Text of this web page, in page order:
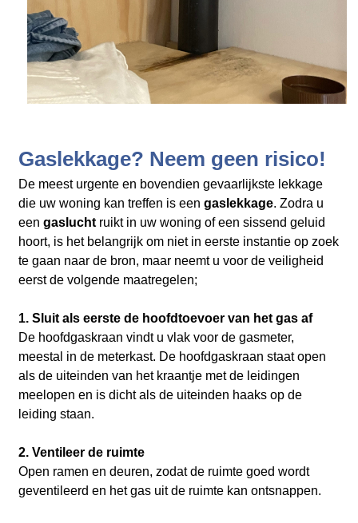
Gaslekkage? Neem geen risico!
De meest urgente en bovendien gevaarlijkste lekkage
die uw woning kan treffen is een gaslekkage. Zodra u
een gasluchtruikt in uw woning of een sissend geluid
hoort, is het belangrijk om niet in eerste instantie op zoek
te gaan naar de bron, maar neemt u voor de veiligheid
eerst de volgende maatregelen;
1. Sluit als eerste de hoofdtoevoer van het gas af
De hoofdgaskraan vindt u vlak voor de gasmeter,
meestal in de meterkast. De hoofdgaskraan staat open
als de uiteinden van het kraantje met de leidingen
meelopen en is dicht als de uiteinden haaks op de
leiding staan.
2. Ventileer de ruimte
Open ramen en deuren, zodat de ruimte goed wordt
geventileerd en het gas uit de ruimte kan ontsnappen.